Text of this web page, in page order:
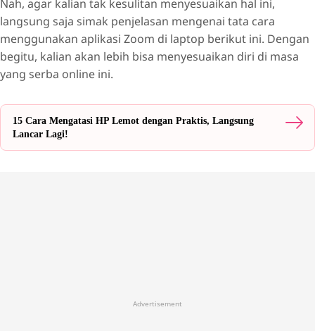
Nah, agar kalian tak kesulitan menyesuaikan hal ini,
langsung saja simak penjelasan mengenai tata cara
menggunakan aplikasi Zoom di laptop berikut ini. Dengan
begitu, kalian akan lebih bisa menyesuaikan diri di masa
yang serba online ini.
15 Cara Mengatasi HP Lemot dengan Praktis, Langsung
Lancar Lagi!
Advertisement